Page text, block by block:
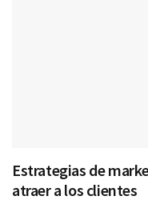
Estrategias de
atraer a los clientes